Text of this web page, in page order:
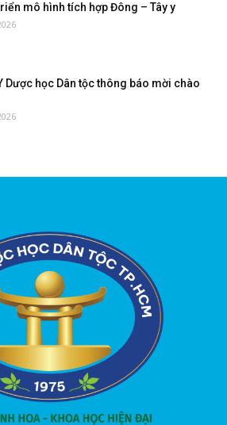
mô hình tích hợp Đông – Tây y
Dược học Dân tộc thông báo mời chào